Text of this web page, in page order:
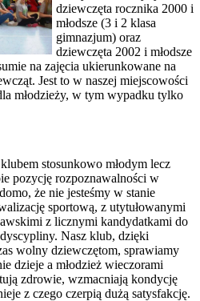
dziewczęta rocznika 2000 i
młodsze (3 i 2 klasa
gimnazjum) oraz
dziewczęta 2002 i młodsze
na zajęcia ukierunkowane na
Jest to w naszej miejscowości
młodzieży, w tym wypadku tylko
stosunkowo młodym lecz
pozycję rozpoznawalności w
że nie jesteśmy w stanie
sportową, z utytułowanymi
z licznymi kandydatkami do
Nasz klub, dzięki
wolny dziewczętom, sprawiamy
dzieje a młodzież wieczorami
zdrowie, wzmacniają kondycję
z czego czerpią dużą satysfakcję.